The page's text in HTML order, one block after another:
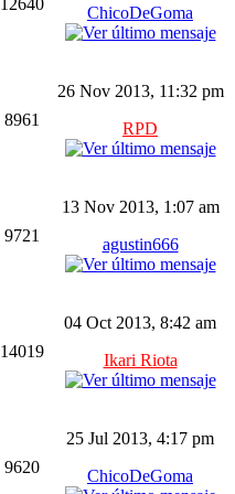
ChicoDeGoma
8961
26 Nov 2013, 11:32 pm
RPD
9721
13 Nov 2013, 1:07 am
agustin666
14019
04 Oct 2013, 8:42 am
Ikari Riota
9620
25 Jul 2013, 4:17 pm
ChicoDeGoma